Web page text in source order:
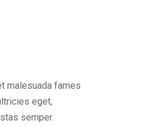
malesuada fames
eget,
semper.